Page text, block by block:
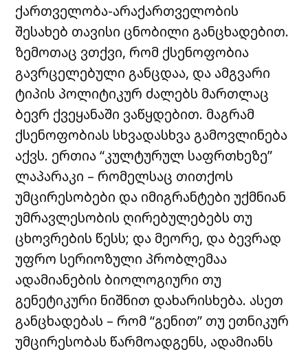
ქართველობა-არაქართველობის
შესახებ თავისი ცნობილი განცხადებით.
ზემოთაც ვთქვი, რომ ქსენოფობია
გავრცელებული განცდაა, და ამგვარი
ტიპის პოლიტიკურ ძალებს მართლაც
ბევრ ქვეყანაში ვაწყდებით. მაგრამ
ქსენოფობიას სხვადასხვა გამოვლინება
აქვს. ერთია “კულტურულ საფრთხეზე”
ლაპარაკი – რომელსაც თითქოს
უმცირესობები და იმიგრანტები უქმნიან
უმრავლესობის ღირებულებებს თუ
ცხოვრების წესს; და მეორე, და ბევრად
უფრო სერიოზული პრობლემაა
ადამიანების ბიოლოგიური თუ
გენეტიკური ნიშნით დახარისხება. ასეთ
განცხადებას – რომ “გენით” თუ ეთნიკურ
უმცირესობას წარმოადგენს, ადამიანს